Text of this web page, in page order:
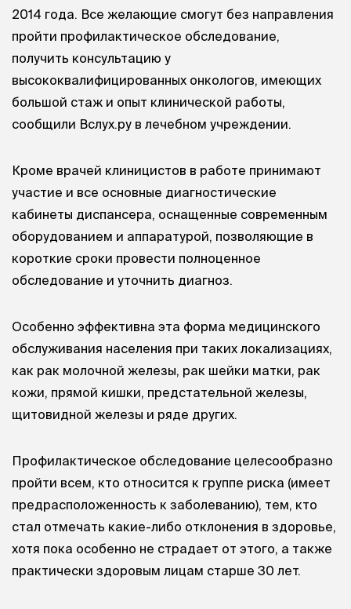
2014 года. Все желающие смогут без направления
пройти профилактическое обследование,
получить консультацию у
высококвалифицированных онкологов, имеющих
большой стаж и опыт клинической работы,
сообщили Вслух.ру в лечебном учреждении.
Кроме врачей клиницистов в работе принимают
участие и все основные диагностические
кабинеты диспансера, оснащенные современным
оборудованием и аппаратурой, позволяющие в
короткие сроки провести полноценное
обследование и уточнить диагноз.
Особенно эффективна эта форма медицинского
обслуживания населения при таких локализациях,
как рак молочной железы, рак шейки матки, рак
кожи, прямой кишки, предстательной железы,
щитовидной железы и ряде других.
Профилактическое обследование целесообразно
пройти всем, кто относится к группе риска (имеет
предрасположенность к заболеванию), тем, кто
стал отмечать какие-либо отклонения в здоровье,
хотя пока особенно не страдает от этого, а также
практически здоровым лицам старше 30 лет.